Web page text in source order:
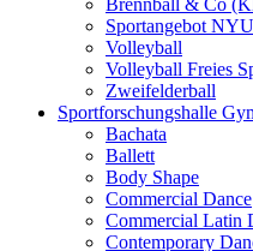
Sportangebot NYU
Volleyball
Volleyball Freies
Zweifelderball
Sportforschungshalle
Bachata
Ballett
Body Shape
Commercial Dance
Commercial Latin
Contemporary